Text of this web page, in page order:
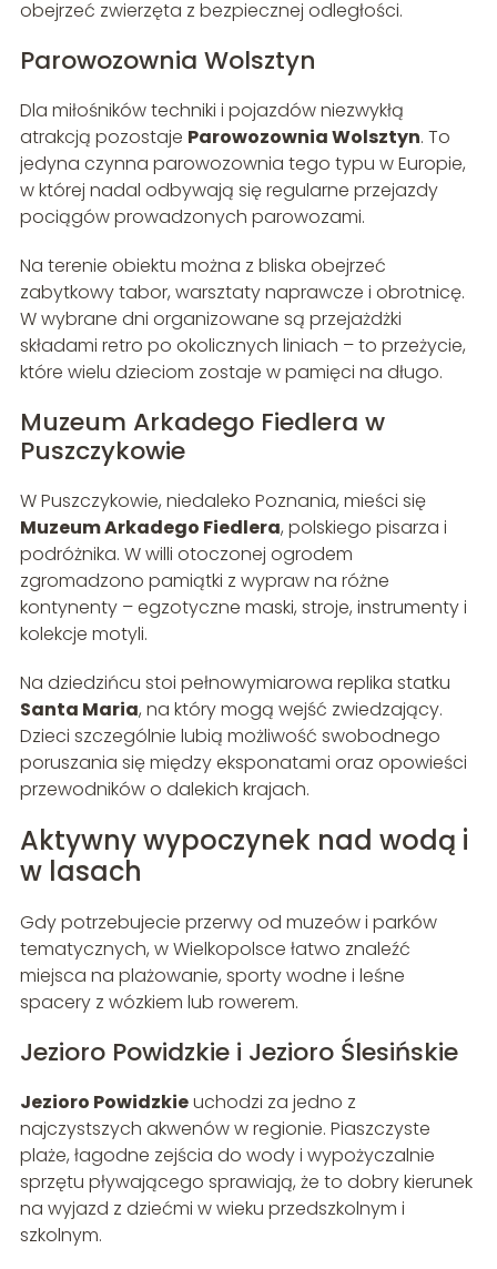
obejrzeć zwierzęta z bezpiecznej odległości.
Parowozownia Wolsztyn
Dla miłośników techniki i pojazdów niezwykłą
atrakcją pozostaje Parowozownia Wolsztyn. To
jedyna czynna parowozownia tego typu w Europie,
w której nadal odbywają się regularne przejazdy
pociągów prowadzonych parowozami.
Na terenie obiektu można z bliska obejrzeć
zabytkowy tabor, warsztaty naprawcze i obrotnicę.
W wybrane dni organizowane są przejażdżki
składami retro po okolicznych liniach – to przeżycie,
które wielu dzieciom zostaje w pamięci na długo.
Muzeum Arkadego Fiedlera w
Puszczykowie
W Puszczykowie, niedaleko Poznania, mieści się
Muzeum Arkadego Fiedlera, polskiego pisarza i
podróżnika. W willi otoczonej ogrodem
zgromadzono pamiątki z wypraw na różne
kontynenty – egzotyczne maski, stroje, instrumenty i
kolekcje motyli.
Na dziedzińcu stoi pełnowymiarowa replika statku
Santa Maria, na który mogą wejść zwiedzający.
Dzieci szczególnie lubią możliwość swobodnego
poruszania się między eksponatami oraz opowieści
przewodników o dalekich krajach.
Aktywny wypoczynek nad wodą i
w lasach
Gdy potrzebujecie przerwy od muzeów i parków
tematycznych, w Wielkopolsce łatwo znaleźć
miejsca na plażowanie, sporty wodne i leśne
spacery z wózkiem lub rowerem.
Jezioro Powidzkie i Jezioro Ślesińskie
Jezioro Powidzkieuchodzi za jedno z
najczystszych akwenów w regionie. Piaszczyste
plaże, łagodne zejścia do wody i wypożyczalnie
sprzętu pływającego sprawiają, że to dobry kierunek
na wyjazd z dziećmi w wieku przedszkolnym i
szkolnym.